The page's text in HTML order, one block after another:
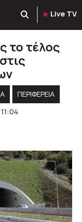
Live TV
το τέλος
ΠΕΡΙΦΈΡΕΙΑ